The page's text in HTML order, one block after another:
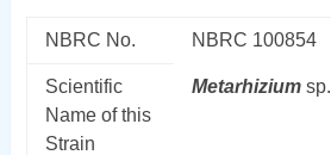
NBRC No. NBRC 100854
Scientific
Name of this
Strain
Metarhiziumsp.